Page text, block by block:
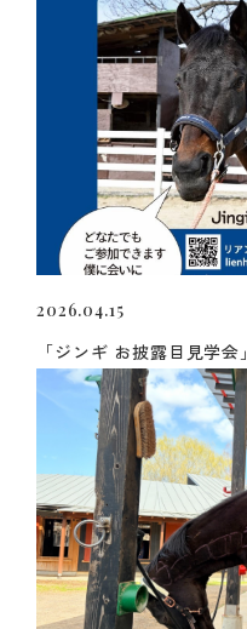
2026.04.15
「ジンギ お披露目見学